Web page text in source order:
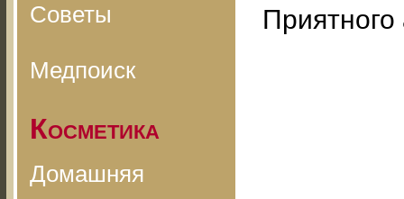
Советы
Медпоиск
Косметика
Домашняя
Приятного